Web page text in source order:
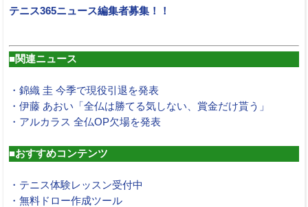
テニス365ニュース編集者募集！！
■関連ニュース
・錦織 圭 今季で現役引退を発表
・伊藤 あおい「全仏は勝てる気しない、賞金だけ貰う」
・アルカラス 全仏OP欠場を発表
■おすすめコンテンツ
・テニス体験レッスン受付中
・無料ドロー作成ツール